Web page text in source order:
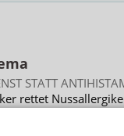
STATT
rettet